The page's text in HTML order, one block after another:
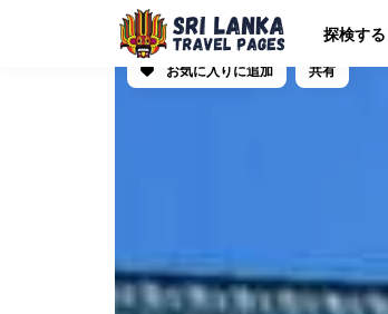
探検する
お気に入りに追加
共有